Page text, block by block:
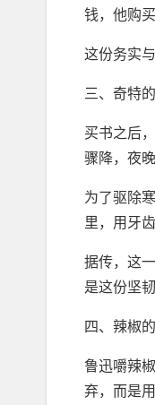
钱，他购
这份务实
三、奇特
买书之后
骤降，夜
为了驱除
里，用牙
据传，这
是这份坚
四、辣椒
鲁迅嚼辣
弃，而是